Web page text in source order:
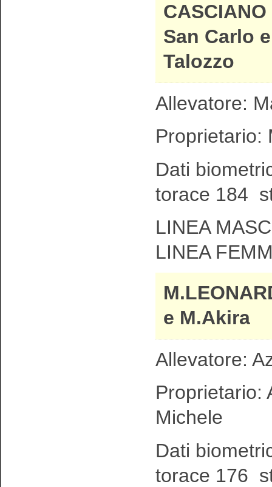
San Carlo
Talozzo
Allevatore:
Proprietario:
Dati
torace 184
LINEA
LINEA
e M.Akira
Allevatore:
Proprietario:
Michele
Dati
torace 176